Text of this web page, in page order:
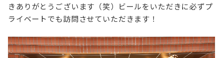
きありがとうございます（笑）ビールをいただきに必ずプ
ライベートでも訪問させていただきます！